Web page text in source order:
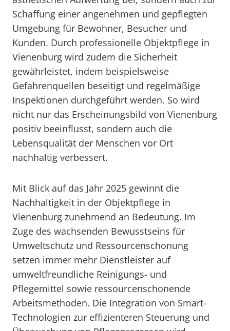
Schaffung einer angenehmen und gepflegten
Umgebung für Bewohner, Besucher und
Kunden. Durch professionelle Objektpflege in
Vienenburg wird zudem die Sicherheit
gewährleistet, indem beispielsweise
Gefahrenquellen beseitigt und regelmäßige
Inspektionen durchgeführt werden. So wird
nicht nur das Erscheinungsbild von Vienenburg
positiv beeinflusst, sondern auch die
Lebensqualität der Menschen vor Ort
nachhaltig verbessert.
Mit Blick auf das Jahr 2025 gewinnt die
Nachhaltigkeit in der Objektpflege in
Vienenburg zunehmend an Bedeutung. Im
Zuge des wachsenden Bewusstseins für
Umweltschutz und Ressourcenschonung
setzen immer mehr Dienstleister auf
umweltfreundliche Reinigungs- und
Pflegemittel sowie ressourcenschonende
Arbeitsmethoden. Die Integration von Smart-
Technologien zur effizienteren Steuerung und